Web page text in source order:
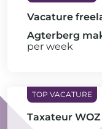
Vacature
Agterberg
per week
Taxateur WOZ